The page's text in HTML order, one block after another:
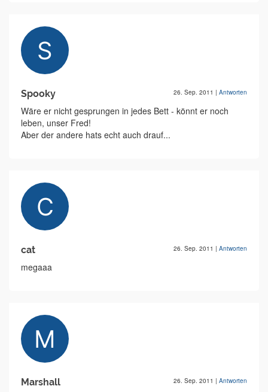
Spooky 26. Sep. 2011 | Antworten
Wäre er nicht gesprungen in jedes Bett - könnt er noch
leben, unser Fred!
Aber der andere hats echt auch drauf...
cat 26. Sep. 2011 | Antworten
megaaa
Marshall 26. Sep. 2011 | Antworten